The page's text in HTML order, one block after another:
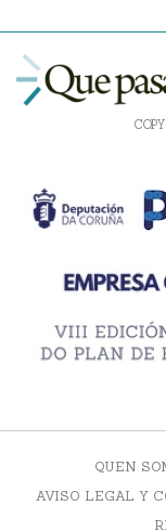
QUEN
AVISO LEGAL Y